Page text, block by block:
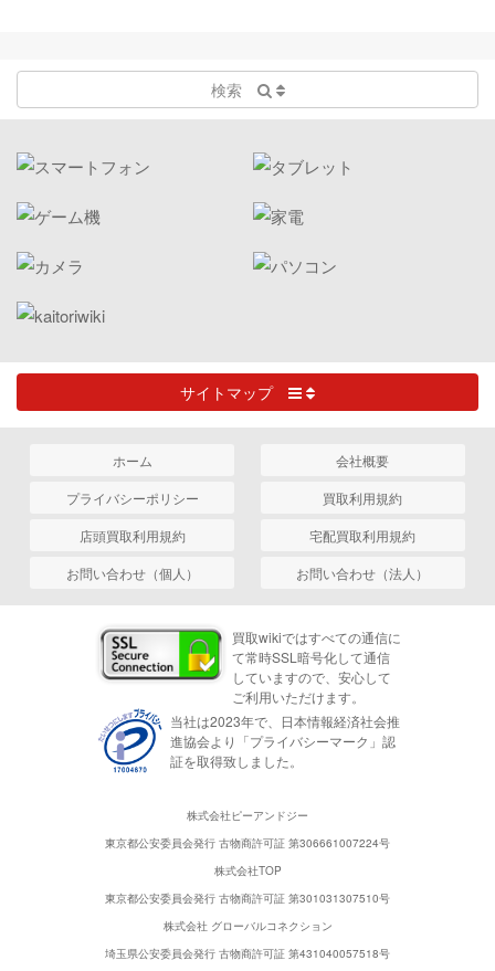
検索
サイトマップ
ホーム
会社概要
プライバシーポリシー
買取利用規約
店頭買取利用規約
宅配買取利用規約
お問い合わせ（個人）
お問い合わせ（法人）
買取wikiではすべての通信に
て常時SSL暗号化して通信
していますので、安心して
ご利用いただけます。
当社は2023年で、日本情報経済社会推
進協会より「プライバシーマーク」認
証を取得致しました。
株式会社ピーアンドジー
東京都公安委員会発行 古物商許可証 第306661007224号
株式会社TOP
東京都公安委員会発行 古物商許可証 第301031307510号
株式会社 グローバルコネクション
埼玉県公安委員会発行 古物商許可証 第431040057518号